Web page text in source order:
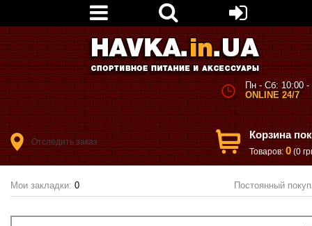
Пн - Сб: 10:00 -
ONLINE 24/7
Корзина
Товаров: 0 (0
Отследить заказ
Мои закладки: 0 Постоянный